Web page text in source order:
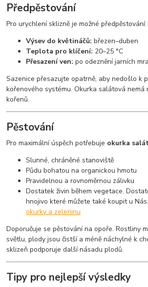
Předpěstování
Pro urychlení sklizně je možné předpěstování:
Výsev do květináčů: březen–duben
Teplota pro klíčení: 20–25 °C
Přesazení ven: po odeznění jarních
Sazenice přesazujte opatrně, aby nedošlo k
kořenového systému. Okurka salátová nemá
kořenů.
Pěstování
Pro maximální úspěch potřebuje okurka
Slunné, chráněné stanoviště
Půdu bohatou na organickou hmotu
Pravidelnou a rovnoměrnou zálivku
Dostatek živin během vegetace.
hnojivo které můžete také koupit u
okurky a zeleninu
Doporučuje se pěstování na opoře. Rostliny
světlu, plody jsou čistší a méně náchylné k
sklizeň podporuje další násadu plodů.
Tipy pro nejlepší výsledky